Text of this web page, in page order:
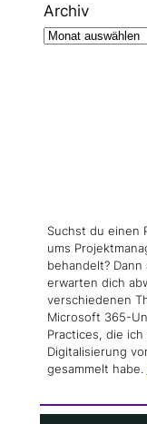
Archiv
Suchst du einen
ums
behandelt?
erwarten dich
verschiedenen
Microsoft 365-
Practices, die
Digitalisierung
gesammelt habe.